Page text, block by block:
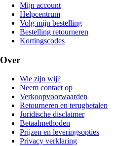
Mijn account
Helpcentrum
Volg mijn bestelling
Bestelling retourneren
Kortingscodes
Over
Wie zijn wij?
Neem contact op
Verkoopvoorwaarden
Retourneren en terugbetalen
Juridische disclaimer
Betaalmethoden
Prijzen en leveringsopties
Privacy verklaring